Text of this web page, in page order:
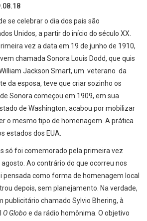
se celebrar o dia dos pais são
Unidos, a partir do início do século XX.
vez a data em 19 de junho de 1910,
chamada Sonora Louis Dodd, que quis
Jackson Smart, um veterano da
da esposa, teve que criar sozinho os
Sonora começou em 1909, em sua
de Washington, acabou por mobilizar
o mesmo tipo de homenagem. A prática
estados dos EUA.
só foi comemorado pela primeira vez
Ao contrário do que ocorreu nos
pensada como forma de homenagem local
depois, sem planejamento. Na verdade,
publicitário chamado Sylvio Bhering, à
O Globo e da rádio homônima. O objetivo